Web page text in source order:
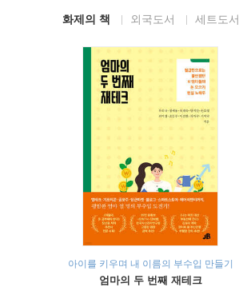
화제의 책 외국도서 세트도서
아이를 키우며 내 이름의 부수입 만들기
엄마의 두 번째 재테크